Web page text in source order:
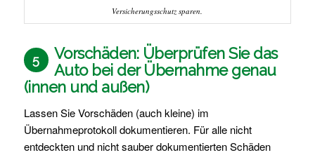
Versicherungsschutz sparen.
5
Vorschäden: Überprüfen Sie das
Auto bei der Übernahme genau
(innen und außen)
Lassen Sie Vorschäden (auch kleine) im
Übernahmeprotokoll dokumentieren. Für alle nicht
entdeckten und nicht sauber dokumentierten Schäden